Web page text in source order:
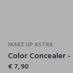
MAKE UP ASTRA
€ 7,90